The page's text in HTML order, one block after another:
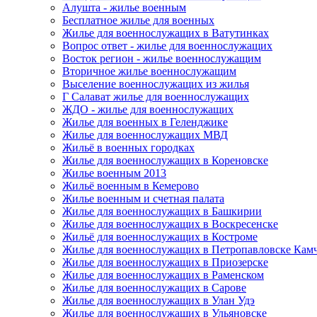
Алушта - жилье военным
Бесплатное жилье для военных
Жилье для военнослужащих в Ватутинках
Вопрос ответ - жилье для военнослужащих
Восток регион - жилье военнослужащим
Вторичное жилье военнослужащим
Выселение военнослужащих из жилья
Г Салават жилье для военнослужащих
ЖДО - жилье для военнослужащих
Жилье для военных в Геленджике
Жилье для военнослужащих МВД
Жильё в военных городках
Жилье для военнослужащих в Кореновске
Жилье военным 2013
Жильё военным в Кемерово
Жилье военным и счетная палата
Жилье для военнослужащих в Башкирии
Жилье для военнослужащих в Воскресенске
Жильё для военнослужащих в Костроме
Жилье для военнослужащих в Петропавловске
Жилье для военнослужащих в Приозерске
Жилье для военнослужащих в Раменском
Жилье для военнослужащих в Сарове
Жилье для военнослужащих в Улан Удэ
Жилье для военнослужащих в Ульяновске